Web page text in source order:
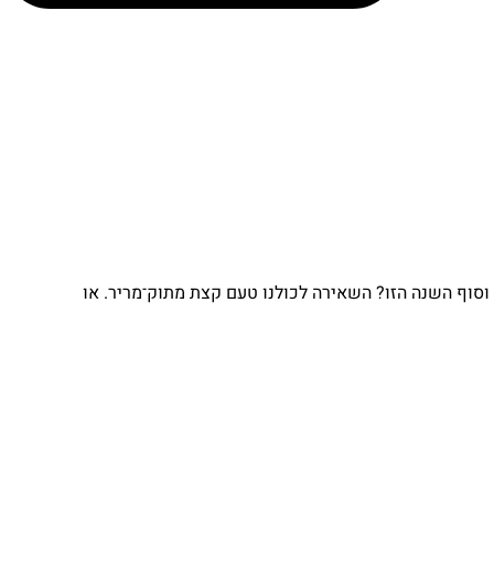
השנה הזו? השאירה לכולנו טעם קצת מתוק־מריר. או